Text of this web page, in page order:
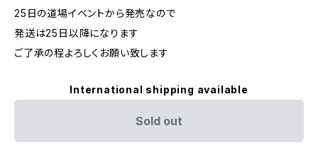
25日の道場イベントから発売なので
発送は25日以降になります
ご了承の程よろしくお願い致します
International shipping available
Sold out